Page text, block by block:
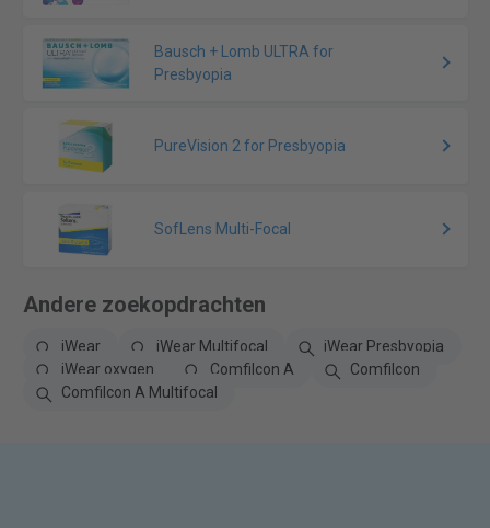
Bausch + Lomb ULTRA for
Presbyopia
PureVision 2 for Presbyopia
SofLens Multi-Focal
Andere zoekopdrachten
iWear iWear Multifocal
iWear Presbyopia
iWear oxygen
Comfilcon A
Comfilcon
Comfilcon A Multifocal